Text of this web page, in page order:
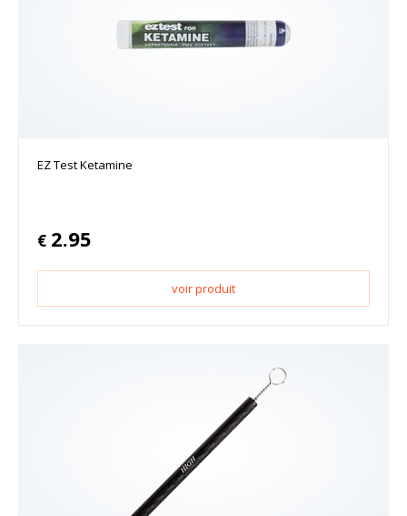
EZ Test Ketamine
€ 2.95
voir produit